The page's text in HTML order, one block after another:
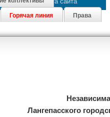
Горячая линия Права
Лангепасского